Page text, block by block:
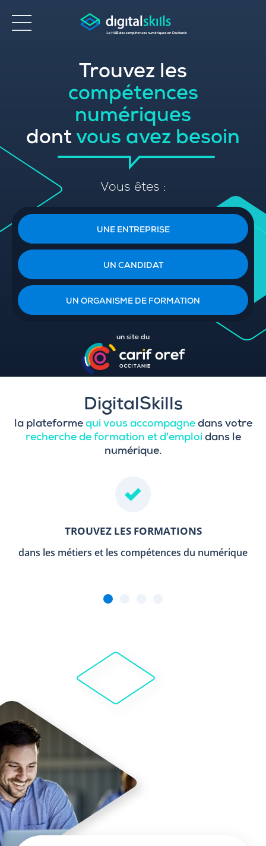
Trouvez les
compétences
numériques
dont vous avez besoin
Vous êtes :
UNE ENTREPRISE
UN CANDIDAT
UN ORGANISME DE FORMATION
un site du
DigitalSkills
la plateforme qui vous accompagnedans votre
recherche de formation et d'emploi dans le
numérique.
TROUVEZ LES FORMATIONS
dans les métiers et les compétences du numérique